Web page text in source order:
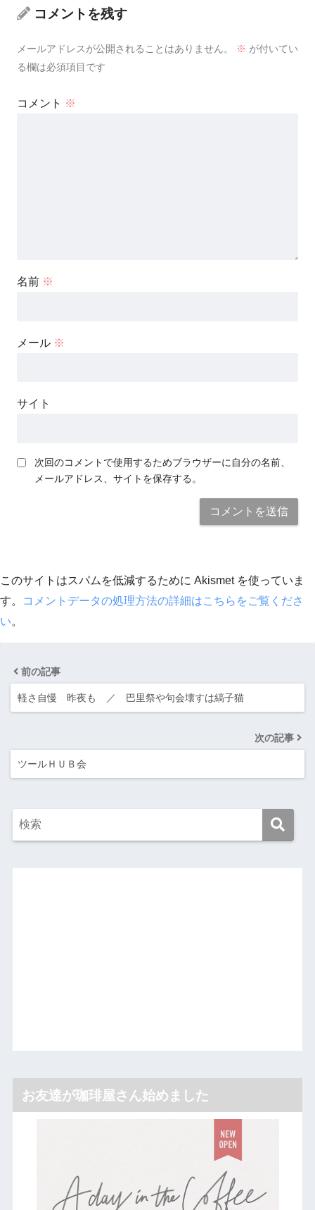
コメントを残す
メールアドレスが公開されることはありません。 ※ が付いてい
る欄は必須項目です
コメント ※
名前 ※
メール ※
サイト
次回のコメントで使用するためブラウザーに自分の名前、
メールアドレス、サイトを保存する。
このサイトはスパムを低減するために Akismet を使っていま
す。
コメントデータの処理方法の詳細はこちらをご覧くださ
い。
前の記事
軽さ自慢 昨夜も ／ 巴里祭や句会壊すは縞子猫
次の記事
ツールＨＵＢ会
お友達が珈琲屋さん始めました